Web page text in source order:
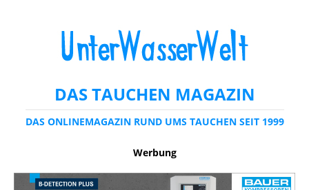
DAS TAUCHEN MAGAZIN
DAS ONLINEMAGAZIN RUND UMS TAUCHEN SEIT 1999
Werbung